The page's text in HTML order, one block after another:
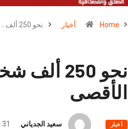
Home أخبار نحو 250 ألف…
نحو 250
الأقصى
أخبار سعيد الجدياني 31 مارس، 2023